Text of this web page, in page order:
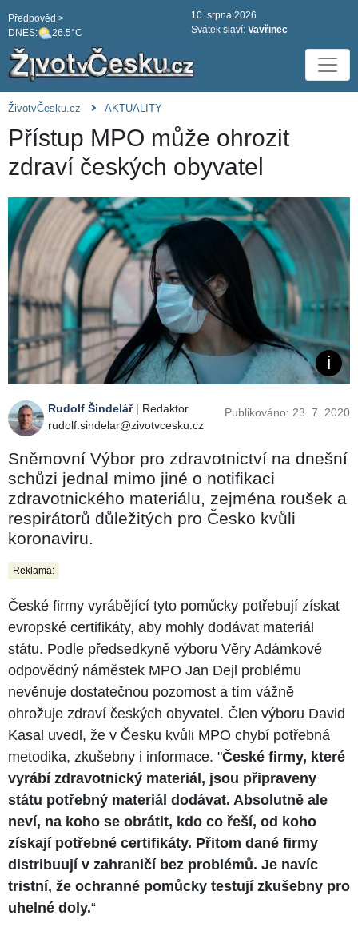
DNES: 26.5°C
Předpověd >
10. srpna 2026
Svátek slaví: Vavřinec
ŽivotvČesku.cz AKTUALITY
Přístup MPO může ohrozit
zdraví českých obyvatel
Rudolf Šindelář| Redaktor
rudolf.sindelar@zivotvcesku.cz
Publikováno: 23. 7. 2020
Sněmovní Výbor pro zdravotnictví na dnešní
schůzi jednal mimo jiné o notifikaci
zdravotnického materiálu, zejména roušek a
respirátorů důležitých pro Česko kvůli
koronaviru.
Reklama:
České firmy vyrábějící tyto pomůcky potřebují získat
evropské certifikáty, aby mohly dodávat materiál
státu. Podle předsedkyně výboru Věry Adámkové
odpovědný náměstek MPO Jan Dejl problému
nevěnuje dostatečnou pozornost a tím vážně
ohrožuje zdraví českých obyvatel. Člen výboru David
Kasal uvedl, že v Česku kvůli MPO chybí potřebná
metodika, zkušebny i informace. "České firmy, které
vyrábí zdravotnický materiál, jsou připraveny
státu potřebný materiál dodávat. Absolutně ale
neví, na koho se obrátit, kdo co řeší, od koho
získají potřebné certifikáty. Přitom dané firmy
distribuují v zahraničí bez problémů. Je navíc
tristní, že ochranné pomůcky testují zkušebny pro
uhelné doly.“